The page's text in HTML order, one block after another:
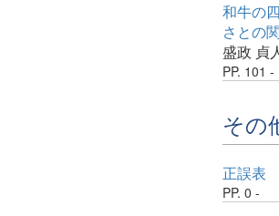
和牛の
さとの
盛政 貞
PP. 101 -
その
正誤表
PP. 0 -